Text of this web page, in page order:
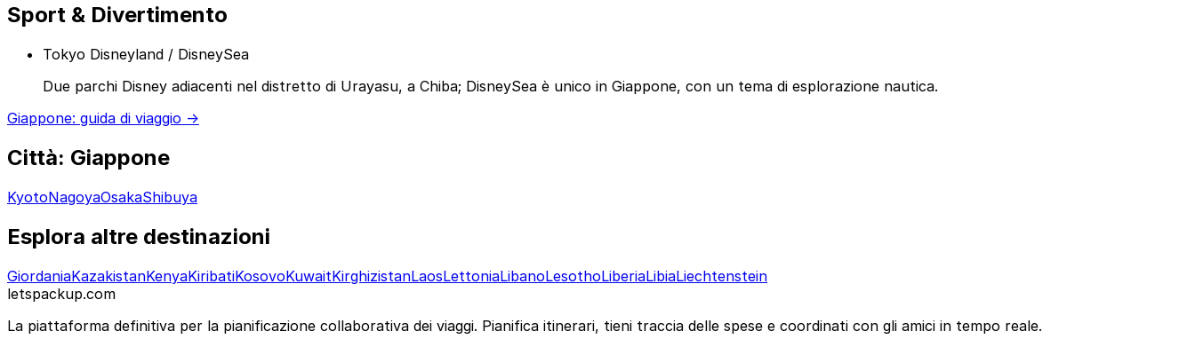
Sport & Divertimento
Tokyo Disneyland / DisneySea
Due parchi Disney adiacenti nel distretto di Urayasu, a Chiba; DisneySea è unico in Giappone, con un tema di esplorazione nautica.
Giappone: guida di viaggio →
Città: Giappone
KyotoNagoyaOsakaShibuya
Esplora altre destinazioni
GiordaniaKazakistanKenyaKiribatiKosovoKuwaitKirghizistanLaosLettoniaLibanoLesothoLiberiaLibiaLiechtenstein
letspackup.com
La piattaforma definitiva per la pianificazione collaborativa dei viaggi. Pianifica itinerari, tieni traccia delle spese e coordinati con gli amici in tempo reale.